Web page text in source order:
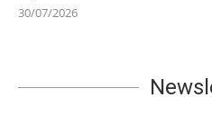
30/07/2026